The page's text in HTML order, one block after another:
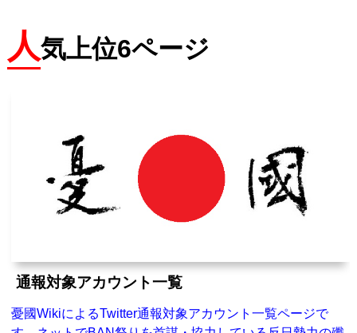
人気上位6ページ
通報対象アカウント一覧
憂國WikiによるTwitter通報対象アカウント一覧ページで